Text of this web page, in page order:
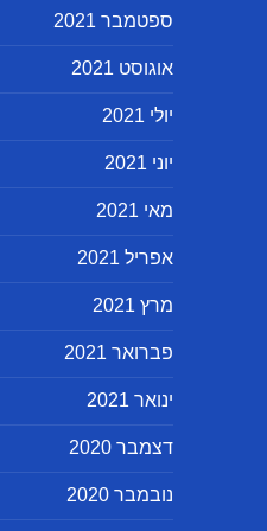
ספטמבר 2021
אוגוסט 2021
יולי 2021
יוני 2021
מאי 2021
אפריל 2021
מרץ 2021
פברואר 2021
ינואר 2021
דצמבר 2020
נובמבר 2020